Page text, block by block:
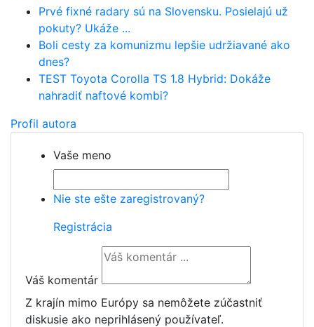
Prvé fixné radary sú na Slovensku. Posielajú už
pokuty? Ukáže ...
Boli cesty za komunizmu lepšie udržiavané ako
dnes?
TEST Toyota Corolla TS 1.8 Hybrid: Dokáže
nahradiť naftové kombi?
Profil autora
Vaše meno
Nie ste ešte zaregistrovaný?
Registrácia
Váš komentár
Z krajín mimo Európy sa nemôžete zúčastniť
diskusie ako neprihlásený používateľ.